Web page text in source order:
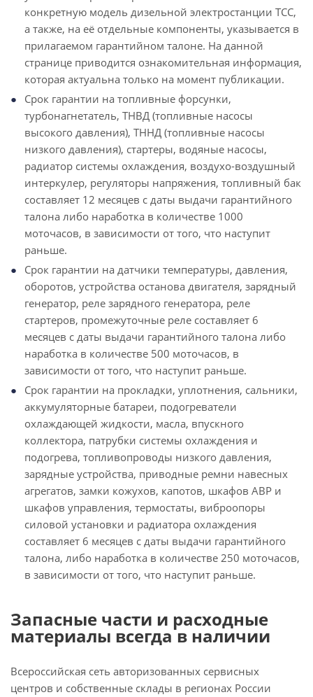
конкретную модель дизельной электростанции ТСС,
а также, на её отдельные компоненты, указывается в
прилагаемом гарантийном талоне. На данной
странице приводится ознакомительная информация,
которая актуальна только на момент публикации.
Срок гарантии на топливные форсунки,
турбонагнетатель, ТНВД (топливные насосы
высокого давления), ТННД (топливные насосы
низкого давления), стартеры, водяные насосы,
радиатор системы охлаждения, воздухо-воздушный
интеркулер, регуляторы напряжения, топливный бак
составляет 12 месяцев с даты выдачи гарантийного
талона либо наработка в количестве 1000
моточасов, в зависимости от того, что наступит
раньше.
Срок гарантии на датчики температуры, давления,
оборотов, устройства останова двигателя, зарядный
генератор, реле зарядного генератора, реле
стартеров, промежуточные реле составляет 6
месяцев с даты выдачи гарантийного талона либо
наработка в количестве 500 моточасов, в
зависимости от того, что наступит раньше.
Срок гарантии на прокладки, уплотнения, сальники,
аккумуляторные батареи, подогреватели
охлаждающей жидкости, масла, впускного
коллектора, патрубки системы охлаждения и
подогрева, топливопроводы низкого давления,
зарядные устройства, приводные ремни навесных
агрегатов, замки кожухов, капотов, шкафов АВР и
шкафов управления, термостаты, виброопоры
силовой установки и радиатора охлаждения
составляет 6 месяцев с даты выдачи гарантийного
талона, либо наработка в количестве 250 моточасов,
в зависимости от того, что наступит раньше.
Запасные части и расходные
материалы всегда в наличии
Всероссийская сеть авторизованных сервисных
центров и собственные склады в регионах России